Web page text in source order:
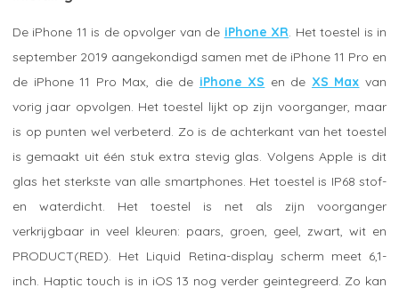
De iPhone 11 is de opvolger van de iPhone XR . Het toestel is in
september 2019 aangekondigd samen met de iPhone 11 Pro en
de iPhone 11 Pro Max, die de iPhone XS en de XS Max van
vorig jaar opvolgen. Het toestel lijkt op zijn voorganger, maar
is op punten wel verbeterd. Zo is de achterkant van het toestel
is gemaakt uit één stuk extra stevig glas. Volgens Apple is dit
glas het sterkste van alle smartphones. Het toestel is IP68 stof-
en waterdicht. Het toestel is net als zijn voorganger
verkrijgbaar in veel kleuren: paars, groen, geel, zwart, wit en
PRODUCT(RED). Het Liquid Retina-display scherm meet 6,1-
inch. Haptic touch is in iOS 13 nog verder geintegreerd. Zo kan